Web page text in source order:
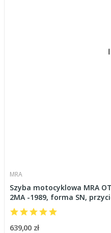
MRA
Szyba motocyklowa MRA
2MA -1989, forma SN,
639,00 zł